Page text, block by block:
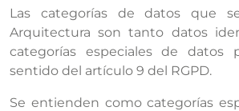
Las categorías de datos que
Arquitectura son tanto datos
categorías especiales de datos
sentido del artículo 9 del RGPD.
Se entienden como categorías